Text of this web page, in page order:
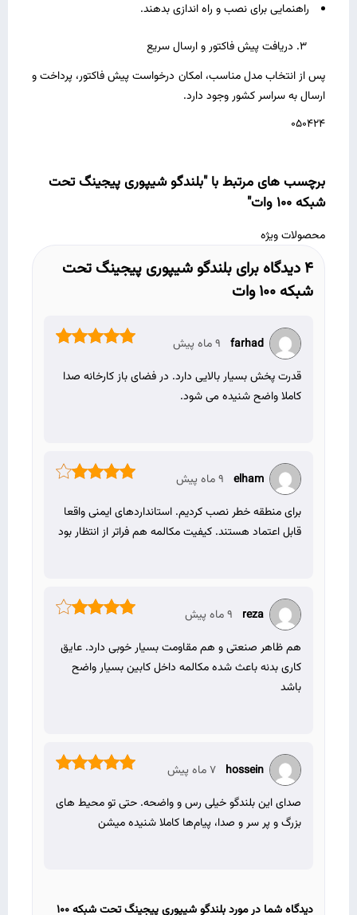
راهنمایی برای نصب و راه‌ اندازی بدهند.
دریافت پیش ‌فاکتور و ارسال سریع
پس از انتخاب مدل مناسب، امکان درخواست پیش‌ فاکتور، پرداخت و
ارسال به سراسر کشور وجود دارد.
050424
برچسب های مرتبط با "بلندگو شیپوری پیجینگ تحت
شبکه 100 وات"
محصولات ویژه
4 دیدگاه برای
بلندگو شیپوری پیجینگ تحت
شبکه 100 وات
farhad 9 ماه پیش
قدرت پخش بسیار بالایی دارد. در فضای باز کارخانه صدا
کاملا واضح شنیده می‌ شود.
elham 9 ماه پیش
برای منطقه خطر نصب کردیم. استانداردهای ایمنی واقعا
قابل اعتماد هستند. کیفیت مکالمه هم فراتر از انتظار بود
reza
9 ماه پیش
هم ظاهر صنعتی و هم مقاومت بسیار خوبی دارد. عایق‌
کاری بدنه باعث شده مکالمه داخل کابین بسیار واضح
باشد
hossein 7 ماه پیش
صدای این بلندگو خیلی رس و واضحه. حتی تو محیط‌ های
بزرگ و پر سر و صدا، پیام‌ها کاملا شنیده میشن
دیدگاه شما در مورد بلندگو شیپوری پیجینگ تحت شبکه 100